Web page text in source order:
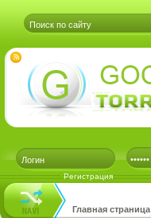
Регистрация
Главная страница